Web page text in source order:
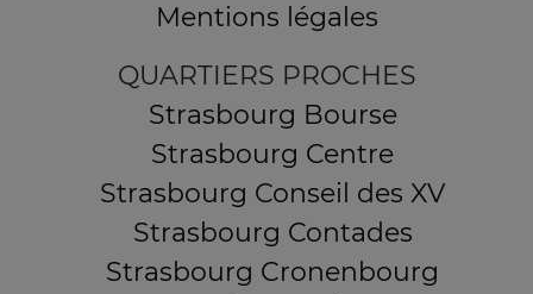
Mentions légales
QUARTIERS PROCHES
Strasbourg Bourse
Strasbourg Centre
Strasbourg Conseil des XV
Strasbourg Contades
Strasbourg Cronenbourg